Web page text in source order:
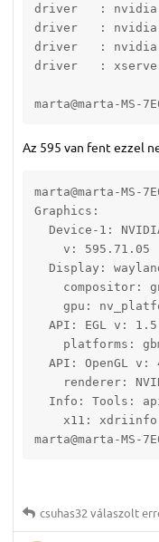
driver   : nvidia-
driver   : nvidia-
driver   :
driver   :
marta@marta-MS-
Az 595 van fent ezzel
marta@marta-MS-
Graphics:
Device-1:
    v: 595.71.05
Display:
compositor:
gpu:
API: EGL v:
platforms:
API: OpenGL v:
renderer:
Info: Tools:
x11:
marta@marta-MS-
csuhas32 válaszolt